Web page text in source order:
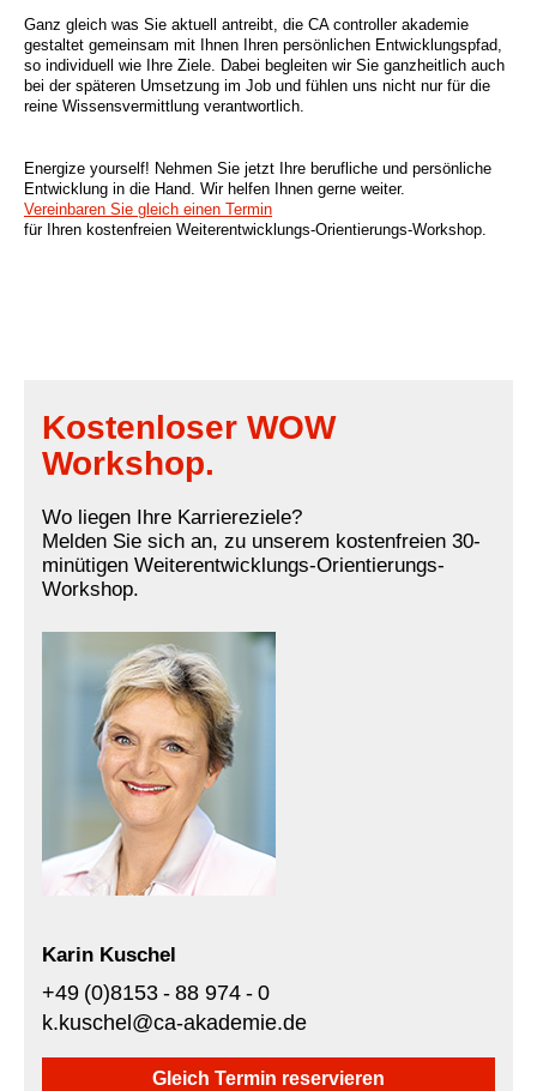
Ganz gleich was Sie aktuell antreibt, die CA controller akademie
gestaltet gemeinsam mit Ihnen Ihren persönlichen Entwicklungspfad,
so individuell wie Ihre Ziele. Dabei begleiten wir Sie ganzheitlich auch
bei der späteren Umsetzung im Job und fühlen uns nicht nur für die
reine Wissensvermittlung verantwortlich.
Energize yourself! Nehmen Sie jetzt Ihre berufliche und persönliche
Entwicklung in die Hand. Wir helfen Ihnen gerne weiter.
Vereinbaren Sie gleich einen Termin
für Ihren kostenfreien Weiterentwicklungs-Orientierungs-Workshop.
Kostenloser WOW
Workshop.
Wo liegen Ihre Karriereziele?
Melden Sie sich an, zu unserem kostenfreien 30-
minütigen Weiterentwicklungs-Orientierungs-
Workshop.
Karin Kuschel
+49 (0)8153 - 88 974 - 0
k.kuschel@ca-akademie.de
Gleich Termin reservieren